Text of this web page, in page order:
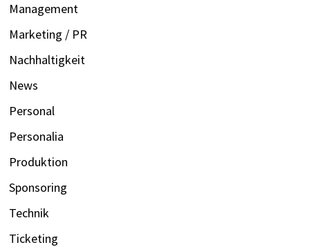
Management
Marketing / PR
Nachhaltigkeit
News
Personal
Personalia
Produktion
Sponsoring
Technik
Ticketing